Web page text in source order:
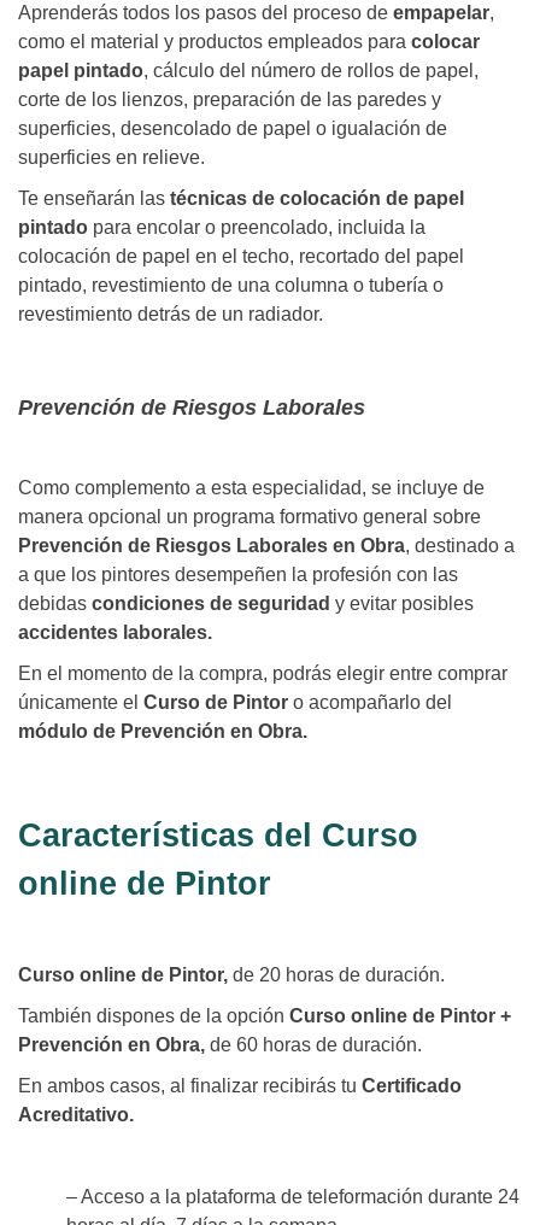
Aprenderás todos los pasos del proceso de empapelar,
como el material y productos empleados para colocar
papel pintado, cálculo del número de rollos de papel,
corte de los lienzos, preparación de las paredes y
superficies, desencolado de papel o igualación de
superficies en relieve.
Te enseñarán las técnicas de colocación de papel
pintado para encolar o preencolado, incluida la
colocación de papel en el techo, recortado del papel
pintado, revestimiento de una columna o tubería o
revestimiento detrás de un radiador.
Prevención de Riesgos Laborales
Como complemento a esta especialidad, se incluye de
manera opcional un programa formativo general sobre
Prevención de Riesgos Laborales en Obra, destinado a
a que los pintores desempeñen la profesión con las
debidas condiciones de seguridad y evitar posibles
accidentes laborales.
En el momento de la compra, podrás elegir entre comprar
únicamente el Curso de Pintor o acompañarlo del
módulo de Prevención en Obra.
Características del Curso
online de Pintor
Curso online de Pintor, de 20 horas de duración.
También dispones de la opción Curso online de Pintor +
Prevención en Obra, de 60 horas de duración.
En ambos casos, al finalizar recibirás tu Certificado
Acreditativo.
– Acceso a la plataforma de teleformación durante 24